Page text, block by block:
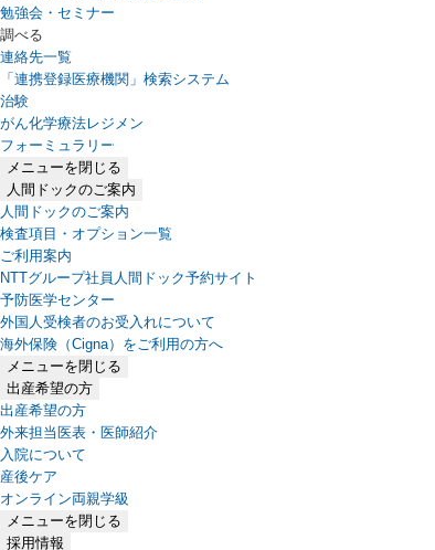
勉強会・セミナー
調べる
連絡先一覧
「連携登録医療機関」検索システム
（新しいタブで開きます）
治験
がん化学療法レジメン
フォーミュラリー
（PDFファイル、新しいタブで開きます）
メニューを閉じる
人間ドックのご案内
人間ドックのご案内
検査項目・オプション一覧
ご利用案内
NTTグループ社員人間ドック予約サイト
予防医学センター
外国人受検者のお受入れについて
海外保険（Cigna）をご利用の方へ
メニューを閉じる
出産希望の方
出産希望の方
外来担当医表・医師紹介
入院について
産後ケア
オンライン両親学級
メニューを閉じる
採用情報